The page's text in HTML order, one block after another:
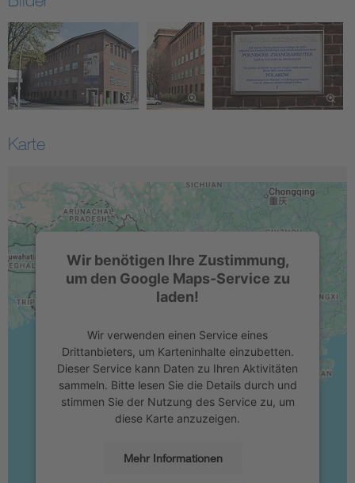
Karte
Wir benötigen Ihre Zustimmung,
um den Google Maps-Service zu
laden!
Wir verwenden einen Service eines
Drittanbieters, um Karteninhalte einzubetten.
Dieser Service kann Daten zu Ihren Aktivitäten
sammeln. Bitte lesen Sie die Details durch und
stimmen Sie der Nutzung des Service zu, um
diese Karte anzuzeigen.
Mehr Informationen